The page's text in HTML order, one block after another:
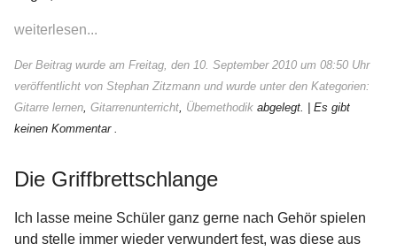
weiterlesen...
Der Beitrag wurde am Freitag, den 10. September 2010 um 08:50 Uhr
veröffentlicht von Stephan Zitzmann und wurde unter den Kategorien:
Gitarre lernen, Gitarrenunterricht, Übemethodik abgelegt.
| Es gibt
keinen Kommentar .
Die Griffbrettschlange
Ich lasse meine Schüler ganz gerne nach Gehör spielen
und stelle immer wieder verwundert fest, was diese aus